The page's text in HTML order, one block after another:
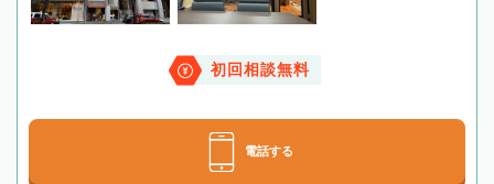
初回相談無料
電話する